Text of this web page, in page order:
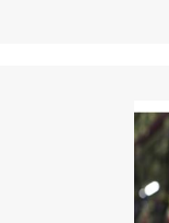
de aplicaciones de
necesidad de una
tiempo de
rigurosos
desbloquean las
disponible solo